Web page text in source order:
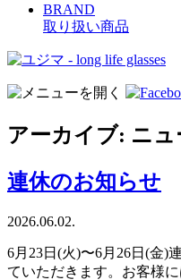
BRAND
取り扱い商品
コ
テ
ツ
ス
キ
プ
アーカイブ: ニュ
連休のお知らせ
2026.06.02.
6月23日(火)〜6月26日(金)
ていただきます。お客様